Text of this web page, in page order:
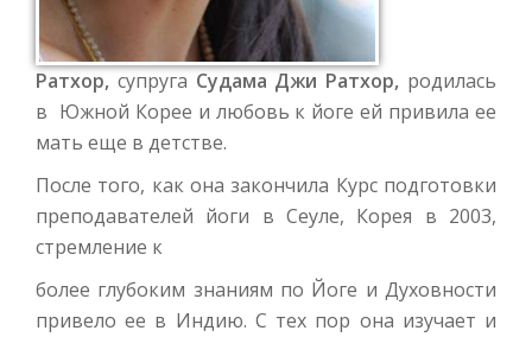
Ратхор, супруга Судама Джи Ратхор, родилась
в Южной Корее и любовь к йоге ей привила ее
мать еще в детстве.
После того, как она закончила Курс подготовки
преподавателей йоги в Сеуле, Корея в 2003,
стремление к
более глубоким знаниям по Йоге и Духовности
привело ее в Индию. С тех пор она изучает и